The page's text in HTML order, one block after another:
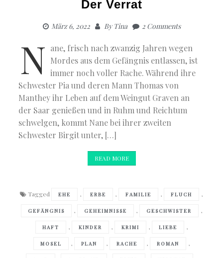
Der Verrat
März 6, 2022 ByTina 2 Comments
N ane, frisch nach zwanzig Jahren wegen
Mordes aus dem Gefängnis entlassen, ist
immer noch voller Rache. Während ihre
Schwester Pia und deren Mann Thomas von
Manthey ihr Leben auf dem Weingut Graven an
der Saar genießen und in Ruhm und Reichtum
schwelgen, kommt Nane bei ihrer zweiten
Schwester Birgit unter, […]
READ MORE
Tagged EHE , ERBE , FAMILIE , FLUCH ,
GEFÄNGNIS , GEHEIMNISSE , GESCHWISTER ,
HAFT , KINDER , KRIMI , LIEBE ,
MOSEL , PLAN , RACHE , ROMAN ,